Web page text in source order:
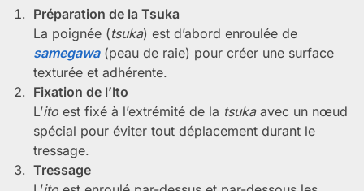
Préparation de la Tsuka
La poignée (tsuka) est d’abord enroulée de
samegawa(peau de raie) pour créer une surface
texturée et adhérente.
Fixation de l’Ito
L’ito est fixé à l’extrémité de la tsukaavec un nœud
spécial pour éviter tout déplacement durant le
tressage.
Tressage